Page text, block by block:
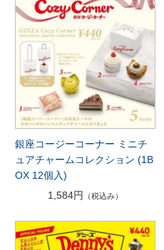
銀座コージーコーナー ミニチ
ュアチャームコレクション (1B
OX 12個入)
1,584円
（税込み）